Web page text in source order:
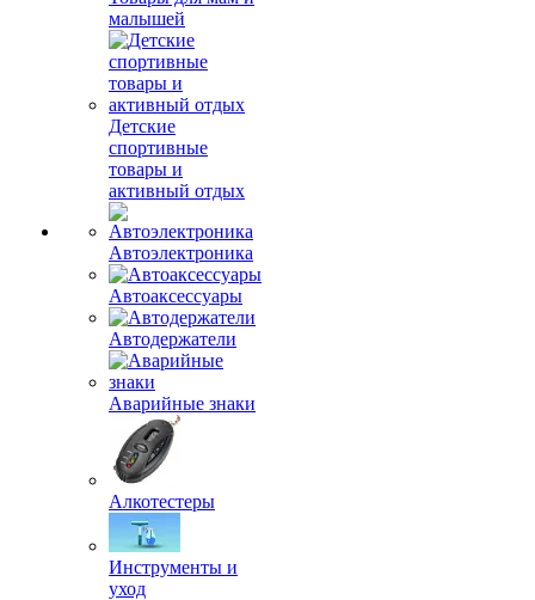
малышей
Детские
спортивные
товары и
активный отдых
Автоэлектроника
Автоаксессуары
Автодержатели
Аварийные знаки
Алкотестеры
Инструменты и
уход